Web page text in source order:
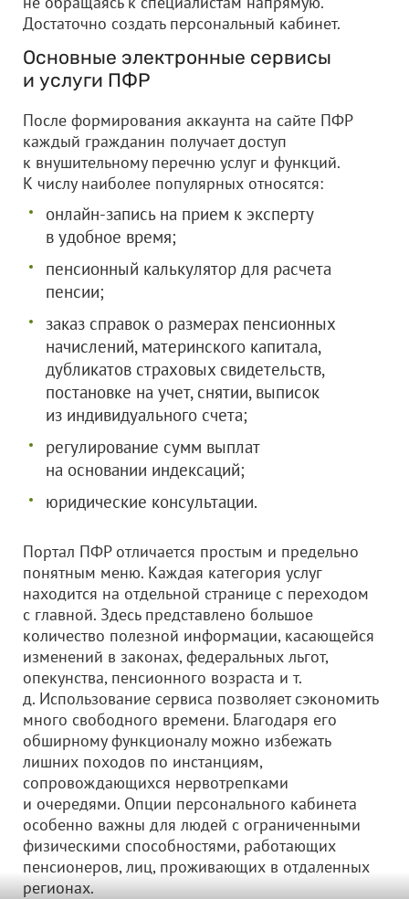
Достаточно создать персональный кабинет.
Основные электронные сервисы
и услуги ПФР
После формирования аккаунта на сайте ПФР
каждый гражданин получает доступ
к внушительному перечню услуг и функций.
К числу наиболее популярных относятся:
онлайн-запись на прием к эксперту
в удобное время;
пенсионный калькулятор для расчета
пенсии;
заказ справок о размерах пенсионных
начислений, материнского капитала,
дубликатов страховых свидетельств,
постановке на учет, снятии, выписок
из индивидуального счета;
регулирование сумм выплат
на основании индексаций;
юридические консультации.
Портал ПФР отличается простым и предельно
понятным меню. Каждая категория услуг
находится на отдельной странице с переходом
с главной. Здесь представлено большое
количество полезной информации, касающейся
изменений в законах, федеральных льгот,
опекунства, пенсионного возраста и т.
д. Использование сервиса позволяет сэкономить
много свободного времени. Благодаря его
обширному функционалу можно избежать
лишних походов по инстанциям,
сопровождающихся нервотрепками
и очередями. Опции персонального кабинета
особенно важны для людей с ограниченными
физическими способностями, работающих
пенсионеров, лиц, проживающих в отдаленных
регионах.